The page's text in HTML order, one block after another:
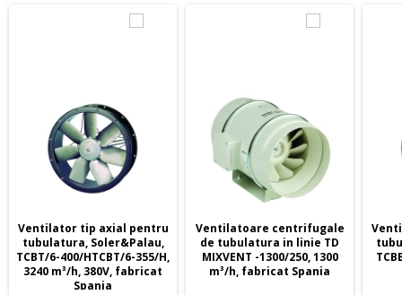
Ventilator tip axial pentru
tubulatura, Soler&Palau,
TCBT/6-400/HTCBT/6-355/H,
3240 m³/h, 380V, fabricat
Spania
Ventilatoare centrifugale
de tubulatura in linie TD
MIXVENT -1300/250, 1300
m³/h, fabricat Spania